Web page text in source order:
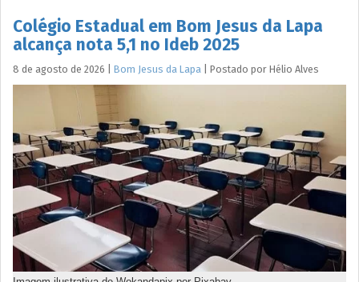
Colégio Estadual em Bom Jesus da Lapa
alcança nota 5,1 no Ideb 2025
8 de agosto de 2026 Bom Jesus da Lapa Postado por Hélio Alves